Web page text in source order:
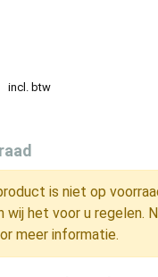
incl. btw
is niet op
wij het voor u regelen.
meer informatie.